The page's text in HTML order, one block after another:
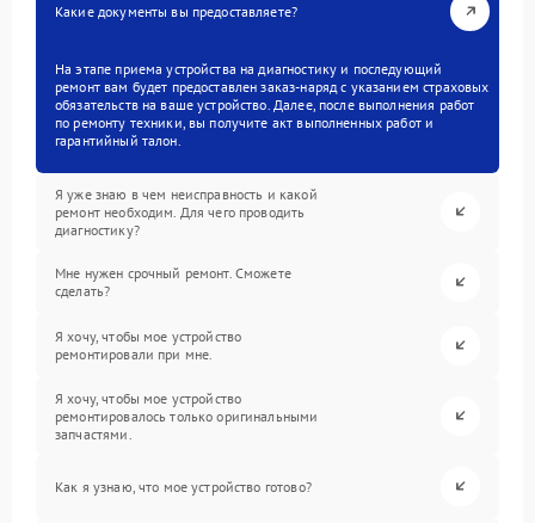
Какие документы вы предоставляете?
На этапе приема устройства на диагностику и последующий
ремонт вам будет предоставлен заказ-наряд с указанием страховых
обязательств на ваше устройство. Далее, после выполнения работ
по ремонту техники, вы получите акт выполненных работ и
гарантийный талон.
Я уже знаю в чем неисправность и какой
ремонт необходим. Для чего проводить
диагностику?
Мне нужен срочный ремонт. Сможете
сделать?
Я хочу, чтобы мое устройство
ремонтировали при мне.
Я хочу, чтобы мое устройство
ремонтировалось только оригинальными
запчастями.
Как я узнаю, что мое устройство готово?